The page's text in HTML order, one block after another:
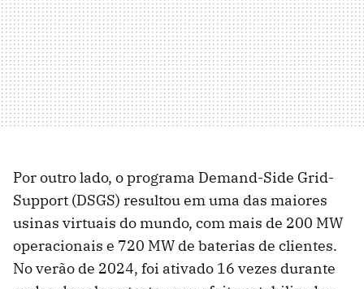
Por outro lado, o programa Demand-Side Grid-
Support (DSGS) resultou em uma das maiores
usinas virtuais do mundo, com mais de 200 MW
operacionais e 720 MW de baterias de clientes.
No verão de 2024, foi ativado 16 vezes durante